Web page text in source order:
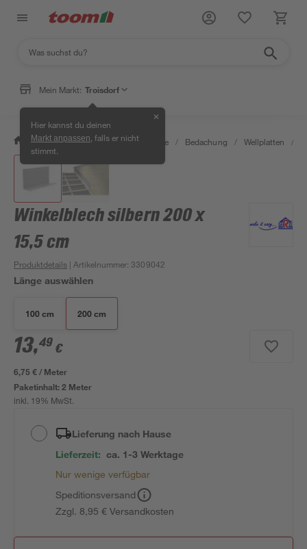
Mein Markt: Troisdorf
Hier kannst du deinen
Markt anpassen , falls er nicht
stimmt.
✕
/ Bauen & Renovieren / Baustoffe / Bedachung / Wellplatten /
Winkelblech silbern 200 x
15,5 cm
Produktdetails | Artikelnummer:3309042
Länge auswählen
100 cm 200 cm
13,49 €
6,75 € / Meter
Paketinhalt:2 Meter
inkl. 19% MwSt.
Lieferung nach Hause
Lieferzeit: ca. 1-3 Werktage
Nur wenige verfügbar
Speditionsversand
Zzgl. 8,95 € Versandkosten